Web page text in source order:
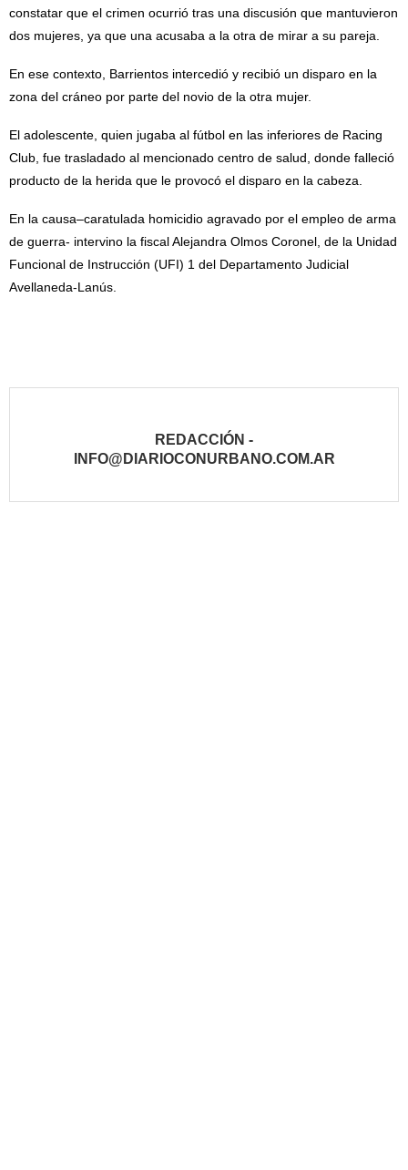
constatar que el crimen ocurrió tras una discusión que mantuvieron
dos mujeres, ya que una acusaba a la otra de mirar a su pareja.
En ese contexto, Barrientos intercedió y recibió un disparo en la
zona del cráneo por parte del novio de la otra mujer.
El adolescente, quien jugaba al fútbol en las inferiores de Racing
Club, fue trasladado al mencionado centro de salud, donde falleció
producto de la herida que le provocó el disparo en la cabeza.
En la causa–caratulada homicidio agravado por el empleo de arma
de guerra- intervino la fiscal Alejandra Olmos Coronel, de la Unidad
Funcional de Instrucción (UFI) 1 del Departamento Judicial
Avellaneda-Lanús.
REDACCIÓN -
INFO@DIARIOCONURBANO.COM.AR